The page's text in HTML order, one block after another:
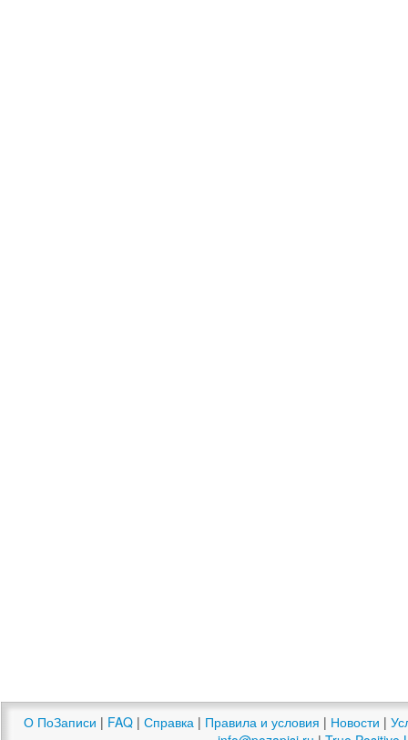
О ПоЗаписи | FAQ | Справка | Правила и условия | Новости |